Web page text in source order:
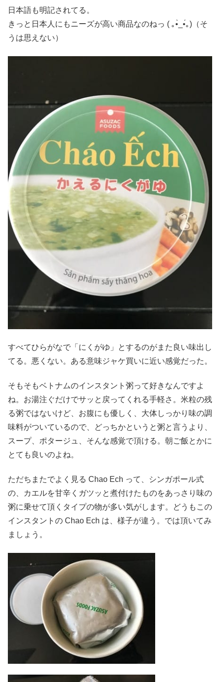
日本語も明記されてる。
きっと日本人にもニーズが高い商品なのねっ ( ｡•̀_•́｡)（そ
うは思えない）
すべてひらがなで「にくがゆ」とするのがまた良い味出し
てる。悪くない。ある意味ジャケ買いに近い感覚だった。
そもそもベトナムのインスタント粥って好きなんですよ
ね。お湯注ぐだけでサッと戻ってくれる手軽さ。米粒の残
る粥ではないけど、お腹にも優しく、大体しっかり味の調
味料がついているので、どっちかというと粥と言うより、
スープ、ポタージュ、そんな感覚で頂ける。朝ご飯とかに
とても良いのよね。
ただちまたでよく見る Chao Ech って、シンガポール式
の、カエルを甘辛くガツッと煮付けたものをあっさり味の
粥に乗せて頂くタイプの物が多い気がします。どうもこの
インスタントの Chao Ech は、様子が違う。では頂いてみ
ましょう。